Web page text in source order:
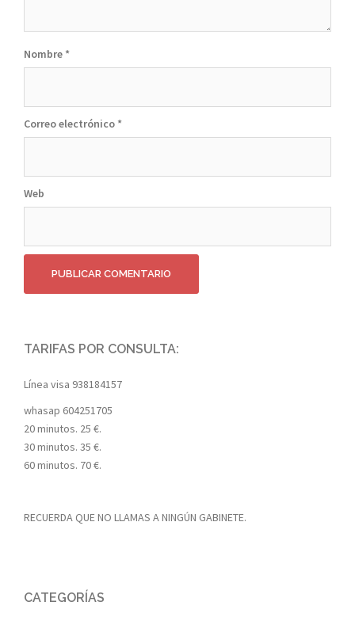
Nombre *
Correo electrónico *
Web
TARIFAS POR CONSULTA:
Línea visa 938184157
whasap 604251705
20 minutos. 25 €.
30 minutos. 35 €.
60 minutos. 70 €.
RECUERDA QUE NO LLAMAS A NINGÚN GABINETE.
CATEGORÍAS